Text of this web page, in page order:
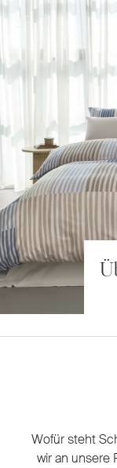
Wofür steht
wir an unsere